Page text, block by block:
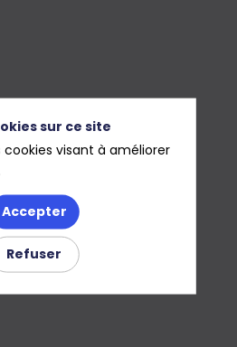
sur ce site
visant à améliorer
Accepter
Refuser